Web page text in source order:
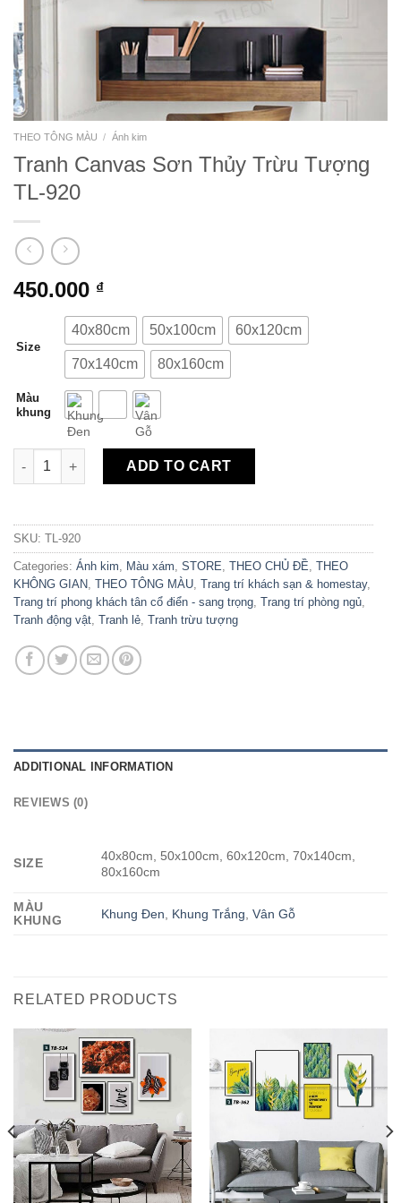
THEO TÔNG MÀU / Ánh kim
Tranh Canvas Sơn Thủy Trừu Tượng
TL-920
450.000 ₫
Size
40x80cm 50x100cm 60x120cm
70x140cm 80x160cm
Màu
khung
Tranh Canvas Sơn Thủy Trừu Tượng TL-920 quantity
ADD TO CART
SKU: TL-920
Categories: Ánh kim, Màu xám, STORE, THEO CHỦ ĐỀ, THEO
KHÔNG GIAN, THEO TÔNG MÀU, Trang trí khách sạn & homestay,
Trang trí phong khách tân cổ điển - sang trọng, Trang trí phòng ngủ,
Tranh động vật, Tranh lẻ, Tranh trừu tượng
ADDITIONAL INFORMATION
REVIEWS (0)
SIZE
40x80cm, 50x100cm, 60x120cm, 70x140cm,
80x160cm
MÀU
KHUNG
Khung Đen, Khung Trắng,Vân Gỗ
RELATED PRODUCTS